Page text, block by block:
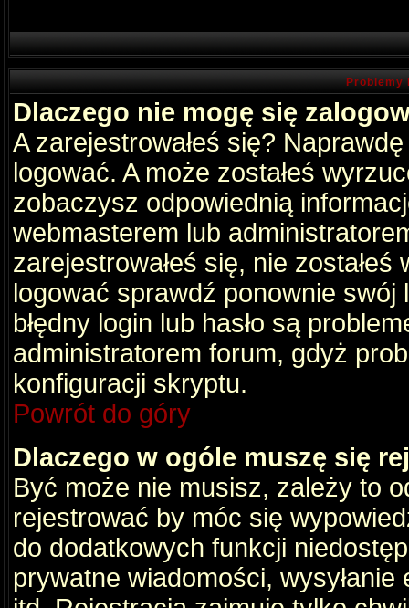
Problemy
Dlaczego nie mogę się
A zarejestrowałeś się?
logować. A może zostałeś
zobaczysz odpowiednią
webmasterem lub
zarejestrowałeś się, nie
logować sprawdź ponownie swój
błędny login lub hasło są
administratorem forum, gdyż
konfiguracji skryptu.
Powrót do góry
Dlaczego w ogóle muszę się
Być może nie musisz, zależy to
rejestrować by móc się
do dodatkowych funkcji
prywatne wiadomości,